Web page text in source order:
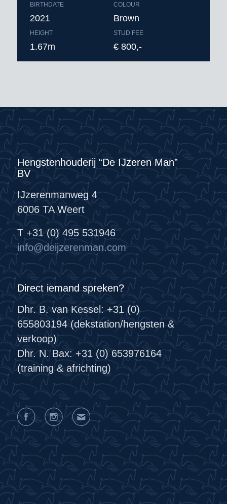
BIRTHDATE
2021
HEIGHT
1.67m
COLOUR
Brown
STUD FEE
€ 800,-
Hengstenhouderij “De IJzeren Man”
BV
IJzerenmanweg 4
6006 TA Weert
T +31 (0) 495 531946
info@deijzerenman.com
Direct iemand spreken?
Dhr. B. van Kessel: +31 (0)
655803194 (dekstation/hengsten &
verkoop)
Dhr. N. Bax: +31 (0) 653976164
(training & africhting)